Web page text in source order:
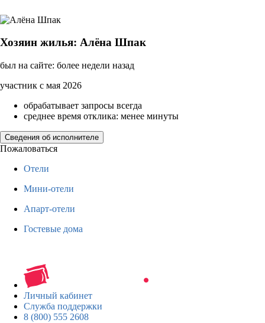
Хозяин жилья: Алёна Шпак
был на сайте: более недели назад
участник с мая 2026
обрабатывает запросы всегда
среднее время отклика: менее минуты
Сведения об исполнителе
Пожаловаться
Отели
Мини-отели
Апарт-отели
Гостевые дома
Личный кабинет
Служба поддержки
8 (800) 555 2608